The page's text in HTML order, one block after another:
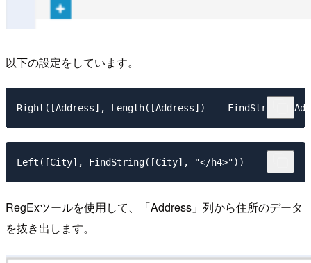
以下の設定をしています。
Right([Address], Length([Address]) -
Left([City], FindString([City], "</h4>"))
RegExツールを使用して、「Address」列から住所のデータ
を抜き出します。